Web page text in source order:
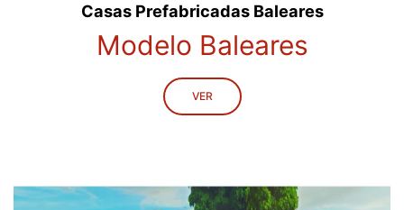
Casas Prefabricadas Baleares
Modelo Baleares
VER